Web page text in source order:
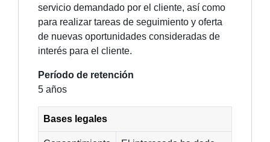
servicio demandado por el cliente, así como
para realizar tareas de seguimiento y oferta
de nuevas oportunidades consideradas de
interés para el cliente.
Período de retención
5 años
Bases legales